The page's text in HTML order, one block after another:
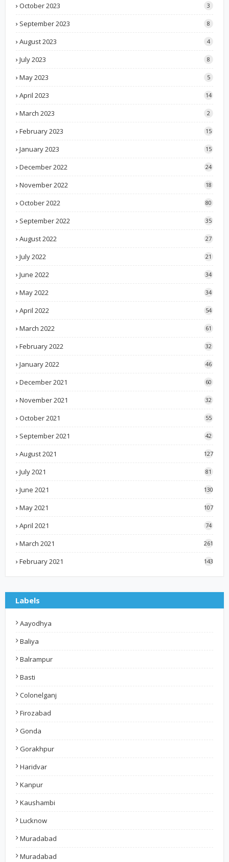
October 2023 3
September 2023 8
August 2023 4
July 2023 8
May 2023 5
April 2023 14
March 2023 2
February 2023 15
January 2023 15
December 2022 24
November 2022 18
October 2022 80
September 2022 35
August 2022 27
July 2022 21
June 2022 34
May 2022 34
April 2022 54
March 2022 61
February 2022 32
January 2022 46
December 2021 60
November 2021 32
October 2021 55
September 2021 42
August 2021 127
July 2021 81
June 2021 130
May 2021 107
April 2021 74
March 2021 261
February 2021 143
Labels
Aayodhya
Baliya
Balrampur
Basti
Colonelganj
Firozabad
Gonda
Gorakhpur
Haridvar
Kanpur
Kaushambi
Lucknow
Muradabad
Muradabad